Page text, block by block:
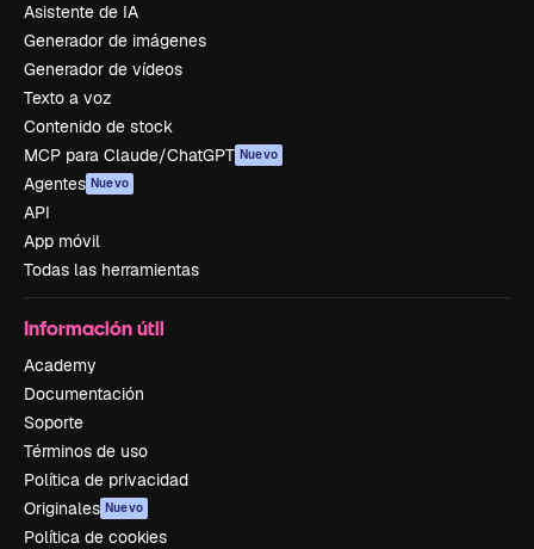
Asistente de IA
Generador de imágenes
Generador de vídeos
Texto a voz
Contenido de stock
MCP para Claude/ChatGPT Nuevo
Agentes Nuevo
API
App móvil
Todas las herramientas
Información útil
Academy
Documentación
Soporte
Términos de uso
Política de privacidad
Originales Nuevo
Política de cookies